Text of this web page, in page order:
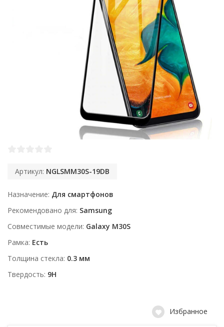
Артикул: NGLSMM30S-19DB
Назначение Для смартфонов
Рекомендовано для Samsung
Совместимые модели Galaxy M30S
Рамка Есть
Толщина стекла 0.3 мм
Твердость 9H
Избранное